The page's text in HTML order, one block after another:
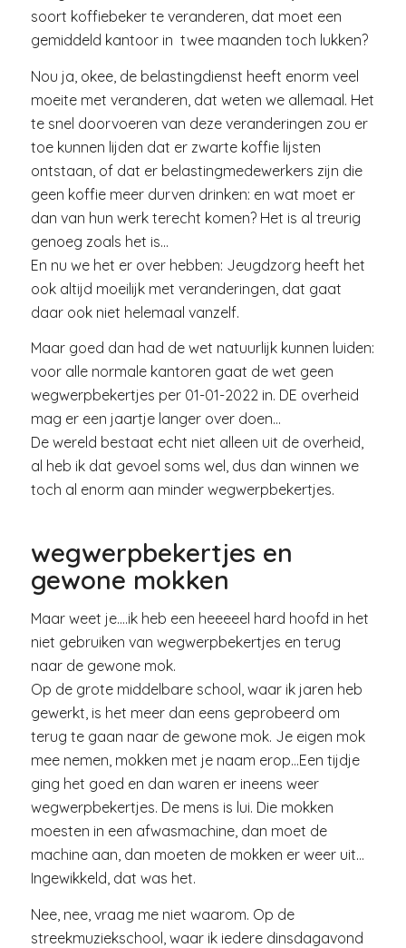
soort koffiebeker te veranderen, dat moet een
gemiddeld kantoor in twee maanden toch lukken?
Nou ja, okee, de belastingdienst heeft enorm veel
moeite met veranderen, dat weten we allemaal. Het
te snel doorvoeren van deze veranderingen zou er
toe kunnen lijden dat er zwarte koffie lijsten
ontstaan, of dat er belastingmedewerkers zijn die
geen koffie meer durven drinken: en wat moet er
dan van hun werk terecht komen? Het is al treurig
genoeg zoals het is…
En nu we het er over hebben: Jeugdzorg heeft het
ook altijd moeilijk met veranderingen, dat gaat
daar ook niet helemaal vanzelf.
Maar goed dan had de wet natuurlijk kunnen luiden:
voor alle normale kantoren gaat de wet geen
wegwerpbekertjes per 01-01-2022 in. DE overheid
mag er een jaartje langer over doen…
De wereld bestaat echt niet alleen uit de overheid,
al heb ik dat gevoel soms wel, dus dan winnen we
toch al enorm aan minder wegwerpbekertjes.
wegwerpbekertjes en
gewone mokken
Maar weet je….ik heb een heeeeel hard hoofd in het
niet gebruiken van wegwerpbekertjes en terug
naar de gewone mok.
Op de grote middelbare school, waar ik jaren heb
gewerkt, is het meer dan eens geprobeerd om
terug te gaan naar de gewone mok. Je eigen mok
mee nemen, mokken met je naam erop…Een tijdje
ging het goed en dan waren er ineens weer
wegwerpbekertjes. De mens is lui. Die mokken
moesten in een afwasmachine, dan moet de
machine aan, dan moeten de mokken er weer uit…
Ingewikkeld, dat was het.
Nee, nee, vraag me niet waarom. Op de
streekmuziekschool, waar ik iedere dinsdagavond